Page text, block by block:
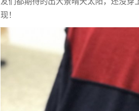
现！